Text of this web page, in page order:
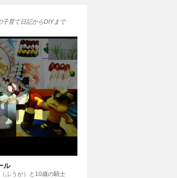
子育て日記からDIYまで
ル
ふうが）と10歳の騎士